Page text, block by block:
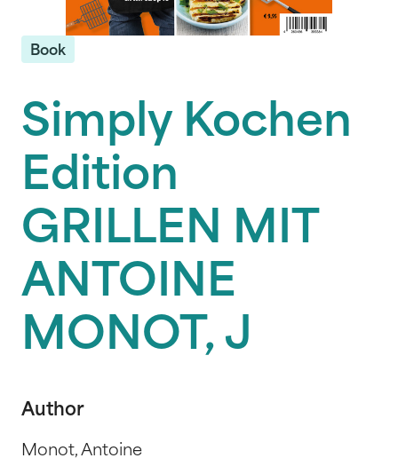
Book
Simply Kochen
Edition
GRILLEN MIT
ANTOINE
MONOT, J
Author
Monot, Antoine